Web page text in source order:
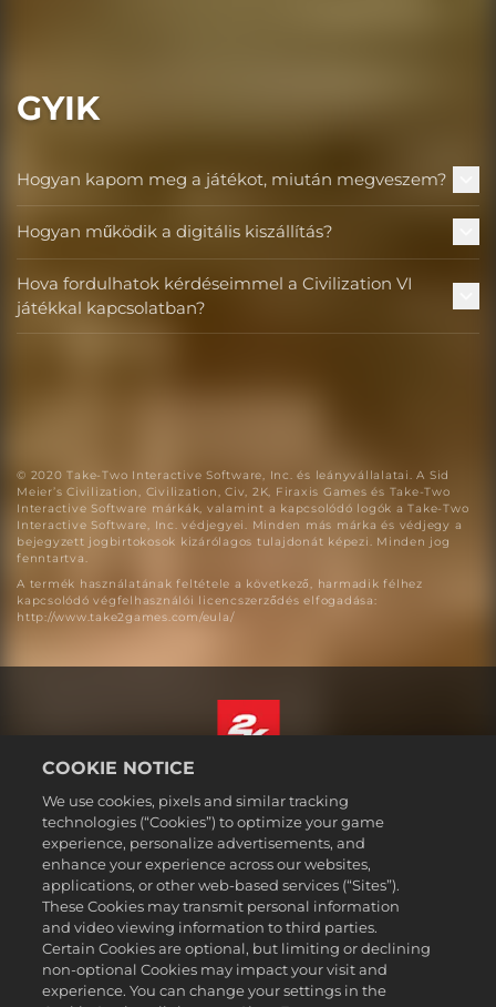
GYIK
Hogyan kapom meg a játékot, miután megveszem?
Hogyan működik a digitális kiszállítás?
Hova fordulhatok kérdéseimmel a Civilization VI
játékkal kapcsolatban?
© 2020 Take-Two Interactive Software, Inc. és leányvállalatai. A Sid
Meier’s Civilization, Civilization, Civ, 2K, Firaxis Games és Take-Two
Interactive Software márkák, valamint a kapcsolódó logók a Take-Two
Interactive Software, Inc. védjegyei. Minden más márka és védjegy a
bejegyzett jogbirtokosok kizárólagos tulajdonát képezi. Minden jog
fenntartva.
A termék használatának feltétele a következő, harmadik félhez
kapcsolódó végfelhasználói licencszerződés elfogadása:
http://www.take2games.com/eula/
Jogi dokumentumok
Adatvédelmi elvek
Sütikezelési elvek
Támogatás
Ne adják el és ne osszák meg a személyes adataimat
Order Lookup & Refunds
2K Ad Partners
Magyar
COOKIE NOTICE
We use cookies, pixels and similar tracking
technologies (“Cookies”) to optimize your game
experience, personalize advertisements, and
enhance your experience across our websites,
applications, or other web-based services (“Sites”).
These Cookies may transmit personal information
and video viewing information to third parties.
Certain Cookies are optional, but limiting or declining
non-optional Cookies may impact your visit and
experience. You can change your settings in the